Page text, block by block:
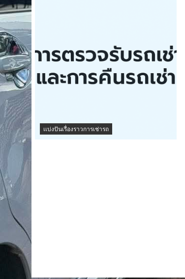
เเบ่งปันเรื่องราวการเช่ารถ